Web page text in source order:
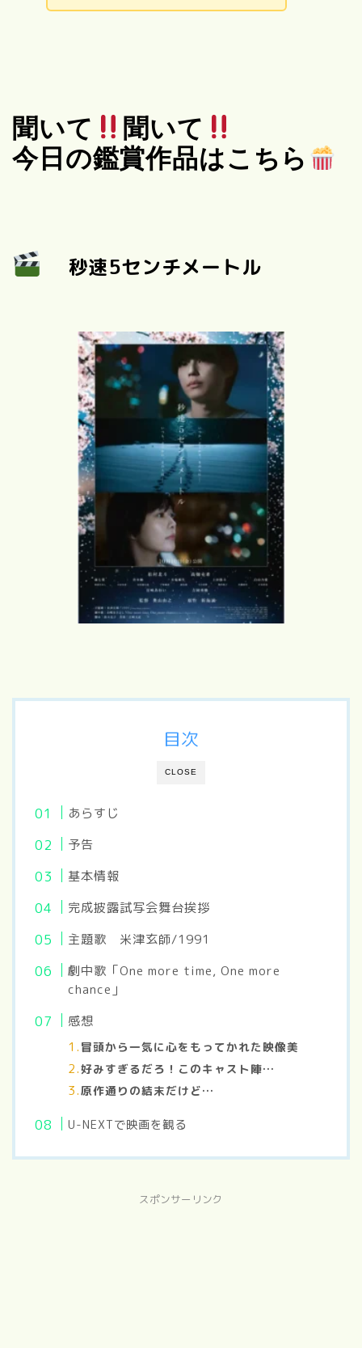
聞いて
聞いて
今日の鑑賞作品はこちら
秒速5センチメートル
CLOSE
目次
あらすじ
予告
基本情報
完成披露試写会舞台挨拶
主題歌 米津玄師/1991
劇中歌「One more time, One more
chance」
感想
冒頭から一気に心をもってかれた映像美
好みすぎるだろ！このキャスト陣…
原作通りの結末だけど…
U-NEXTで映画を観る
スポンサーリンク